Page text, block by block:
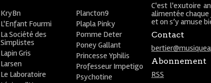
C'est l'exutoire
alimentée chaque
et on s’y amuse
Contact
Abonnement
RSS
KryBn
L'Enfant Fourmi
La Société des
Simplistes
Lapin Gris
Larsen
Le Laboratoire
Plancton9
Plapla Pinky
Pomme Deter
Poney Gallant
Princesse Yphilis
Professeur Impetigo
Psychotine